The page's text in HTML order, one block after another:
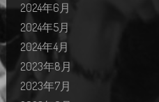
2024年6月
2024年5月
2024年4月
2023年8月
2023年7月